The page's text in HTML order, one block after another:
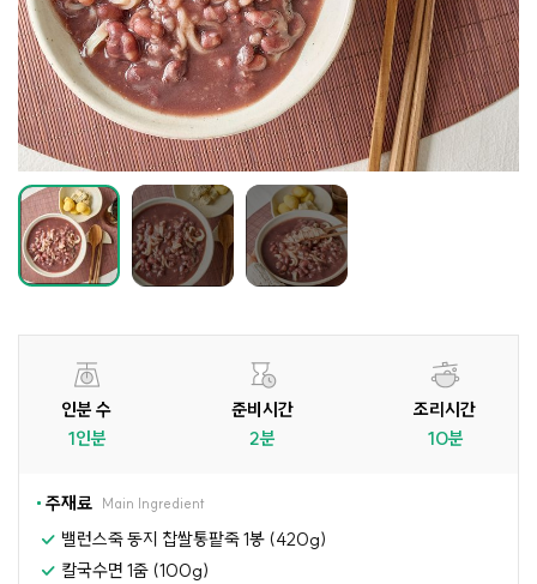
인분 수
1인분
준비시간
2분
조리시간
10분
주재료 Main Ingredient
밸런스죽 동지 찹쌀통팥죽 1봉 (420g)
칼국수면 1줌 (100g)